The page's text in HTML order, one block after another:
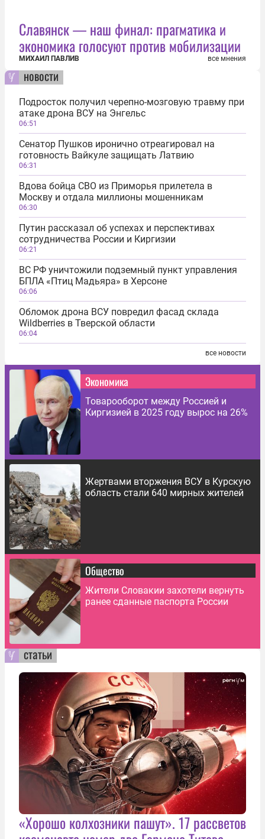
Славянск — наш финал: прагматика и
экономика голосуют против мобилизации
МИХАИЛ ПАВЛИВ все мнения
новости
Подросток получил черепно-мозговую травму при
атаке дрона ВСУ на Энгельс
06:51
Сенатор Пушков иронично отреагировал на
готовность Вайкуле защищать Латвию
06:31
Вдова бойца СВО из Приморья прилетела в
Москву и отдала миллионы мошенникам
06:30
Путин рассказал об успехах и перспективах
сотрудничества России и Киргизии
06:21
ВС РФ уничтожили подземный пункт управления
БПЛА «Птиц Мадьяра» в Херсоне
06:06
Обломок дрона ВСУ повредил фасад склада
Wildberries в Тверской области
06:04
все новости
Экономика
Товарооборот между Россией и
Киргизией в 2025 году вырос на 26%
Жертвами вторжения ВСУ в Курскую
область стали 640 мирных жителей
Общество
Жители Словакии захотели вернуть
ранее сданные паспорта России
статьи
«Хорошо колхозники пашут». 17 рассветов